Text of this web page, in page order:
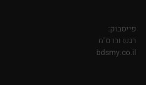
פייסבוק:
רגש ובדס"מ
bdsmy.co.il